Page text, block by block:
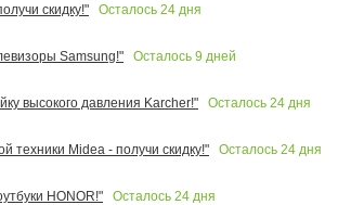
скидку!"
Осталось 24 дня
Samsung!"
Осталось 9 дней
высокого давления Karcher!"
Осталось 24 дня
техники Midea - получи скидку!"
Осталось 24 дня
HONOR!"
Осталось 24 дня